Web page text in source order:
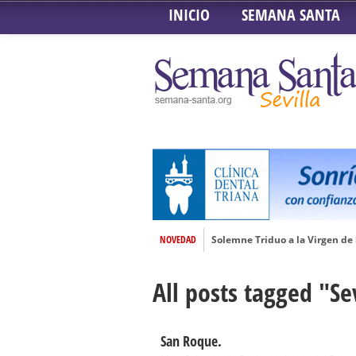
INICIO SEMANA SANTA
NOVEDAD
Solemne Triduo a la Virgen
Besamanos al Señor del Gran
Solemne y devoto
All posts tagged
San Roque.